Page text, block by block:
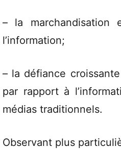
– la marchandisation
l’information;
– la défiance
par rapport à
médias traditionnels.
Observant plus